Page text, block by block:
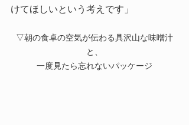
けてほしいという考えです」
▽朝の食卓の空気が伝わる具沢山な味噌汁
と、
一度見たら忘れないパッケージ